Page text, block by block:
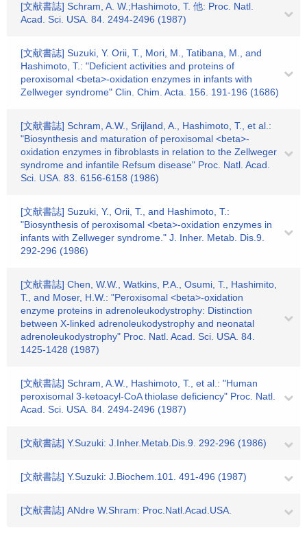
[文献書誌] Schram, A. W.;Hashimoto, T. 他: Proc. Natl.
Acad. Sci. USA. 84. 2494-2496 (1987)
[文献書誌] Suzuki, Y. Orii, T., Mori, M., Tatibana, M., and
Hashimoto, T.: "Deficient activities and proteins of
peroxisomal <beta>-oxidation enzymes in infants with
Zellweger syndrome" Clin. Chim. Acta. 156. 191-196 (1686)
[文献書誌] Schram, A.W., Srijland, A., Hashimoto, T., et al.:
"Biosynthesis and maturation of peroxisomal <beta>-
oxidation enzymes in fibroblasts in relation to the Zellweger
syndrome and infantile Refsum disease" Proc. Natl. Acad.
Sci. USA. 83. 6156-6158 (1986)
[文献書誌] Suzuki, Y., Orii, T., and Hashimoto, T.:
"Biosynthesis of peroxisomal <beta>-oxidation enzymes in
infants with Zellweger syndrome." J. Inher. Metab. Dis.9.
292-296 (1986)
[文献書誌] Chen, W.W., Watkins, P.A., Osumi, T., Hashimito,
T., and Moser, H.W.: "Peroxisomal <beta>-oxidation
enzyme proteins in adrenoleukodystrophy: Distinction
between X-linked adrenoleukodystrophy and neonatal
adrenoleukodystrophy" Proc. Natl. Acad. Sci. USA. 84.
1425-1428 (1987)
[文献書誌] Schram, A.W., Hashimoto, T., et al.: "Human
peroxisomal 3-ketoacyl-CoA thiolase deficiency" Proc. Natl.
Acad. Sci. USA. 84. 2494-2496 (1987)
[文献書誌] Y.Suzuki: J.Inher.Metab.Dis.9. 292-296 (1986)
[文献書誌] Y.Suzuki: J.Biochem.101. 491-496 (1987)
[文献書誌] ANdre W.Shram: Proc.Natl.Acad.USA.